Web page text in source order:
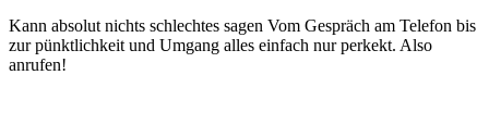
Kann absolut nichts schlechtes sagen Vom Gespräch am Telefon bis
zur pünktlichkeit und Umgang alles einfach nur perkekt. Also
anrufen!